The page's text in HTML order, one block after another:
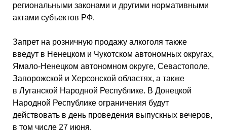
региональными законами и другими нормативными
актами субъектов РФ.
Запрет на розничную продажу алкоголя также
введут в Ненецком и Чукотском автономных округах,
Ямало-Ненецком автономном округе, Севастополе,
Запорожской и Херсонской областях, а также
в Луганской Народной Республике. В Донецкой
Народной Республике ограничения будут
действовать в день проведения выпускных вечеров,
в том числе 27 июня.